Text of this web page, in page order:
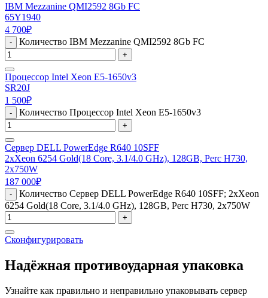
IBM Mezzanine QMI2592 8Gb FC
65Y1940
4 700₽
- Количество IBM Mezzanine QMI2592 8Gb FC
+
Процессор Intel Xeon E5-1650v3
SR20J
1 500₽
- Количество Процессор Intel Xeon E5-1650v3
+
Сервер DELL PowerEdge R640 10SFF
2xXeon 6254 Gold(18 Core, 3.1/4.0 GHz), 128GB, Perc H730,
2x750W
187 000₽
-
Количество Сервер DELL PowerEdge R640 10SFF; 2xXeon
6254 Gold(18 Core, 3.1/4.0 GHz), 128GB, Perc H730, 2x750W
+
Сконфигурировать
Надёжная противоударная упаковка
Узнайте как правильно и неправильно упаковывать сервер